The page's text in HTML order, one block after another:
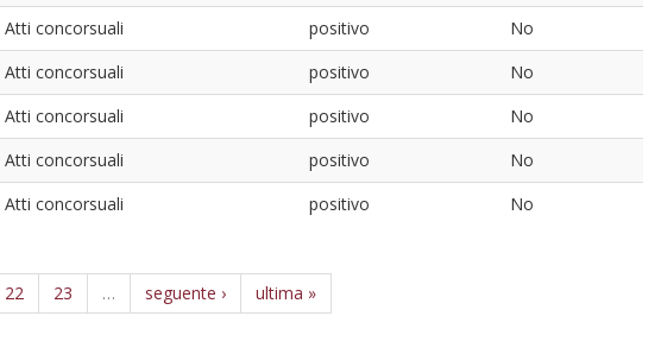
Atti concorsuali positivo
No
Atti concorsuali positivo
No
Atti concorsuali positivo
No
Atti concorsuali positivo
No
Atti concorsuali positivo No
22 23 … seguente › ultima »